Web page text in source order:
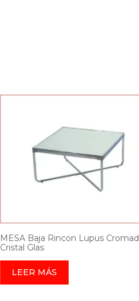
MESA Baja Rincon Lupus
Cristal Glas
LEER MÁS